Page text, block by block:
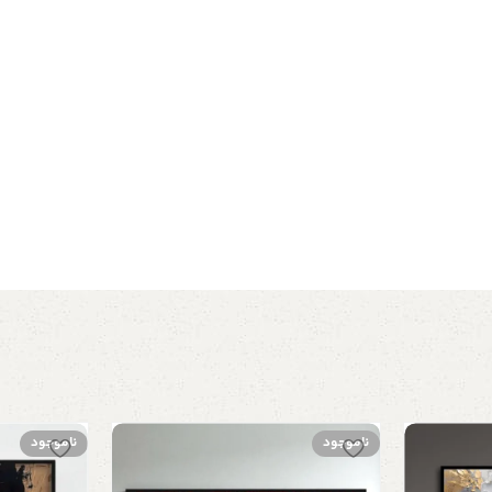
ناموجود ناموجود